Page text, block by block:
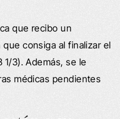
que recibo un
consiga al finalizar el
1/3). Además, se le
médicas pendientes